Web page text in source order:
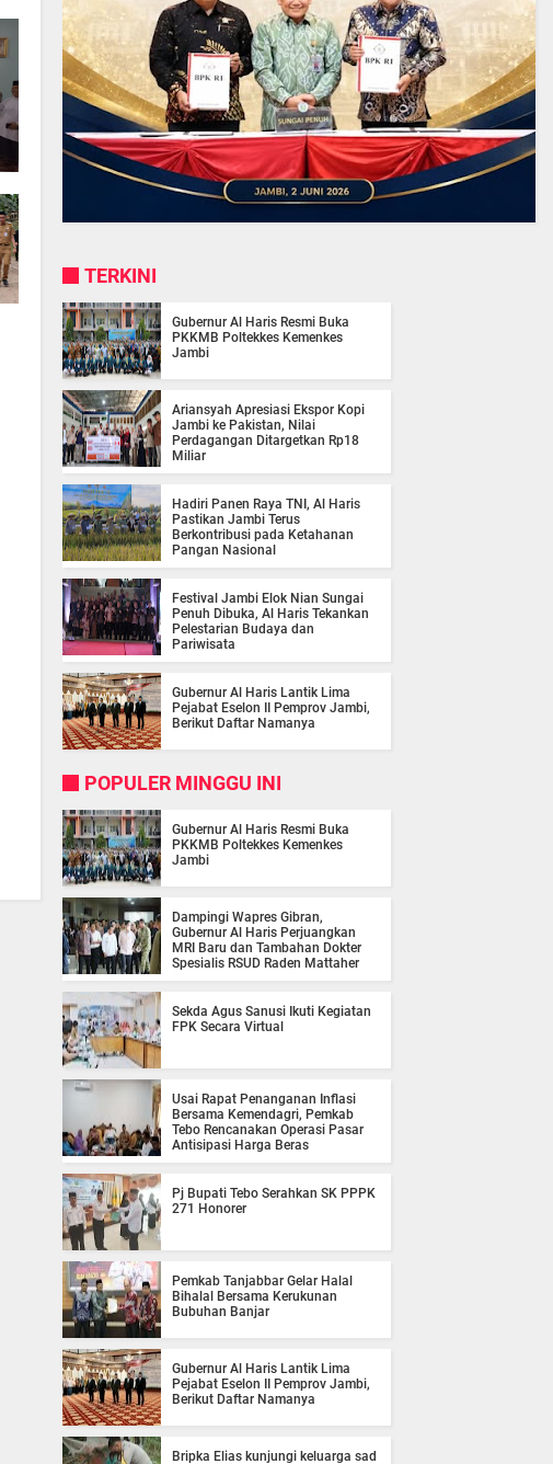
TERKINI
Gubernur Al Haris Resmi Buka
PKKMB Poltekkes Kemenkes
Jambi
Ariansyah Apresiasi Ekspor Kopi
Jambi ke Pakistan, Nilai
Perdagangan Ditargetkan Rp18
Miliar
Hadiri Panen Raya TNI, Al Haris
Pastikan Jambi Terus
Berkontribusi pada Ketahanan
Pangan Nasional
Festival Jambi Elok Nian Sungai
Penuh Dibuka, Al Haris Tekankan
Pelestarian Budaya dan
Pariwisata
Gubernur Al Haris Lantik Lima
Pejabat Eselon II Pemprov Jambi,
Berikut Daftar Namanya
POPULER MINGGU INI
Gubernur Al Haris Resmi Buka
PKKMB Poltekkes Kemenkes
Jambi
Dampingi Wapres Gibran,
Gubernur Al Haris Perjuangkan
MRI Baru dan Tambahan Dokter
Spesialis RSUD Raden Mattaher
Sekda Agus Sanusi Ikuti Kegiatan
FPK Secara Virtual
Usai Rapat Penanganan Inflasi
Bersama Kemendagri, Pemkab
Tebo Rencanakan Operasi Pasar
Antisipasi Harga Beras
Pj Bupati Tebo Serahkan SK PPPK
271 Honorer
Pemkab Tanjabbar Gelar Halal
Bihalal Bersama Kerukunan
Bubuhan Banjar
Gubernur Al Haris Lantik Lima
Pejabat Eselon II Pemprov Jambi,
Berikut Daftar Namanya
Bripka Elias kunjungi keluarga sad